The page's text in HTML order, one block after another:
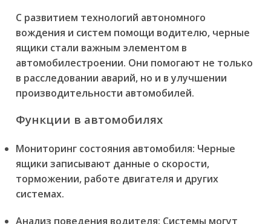
С развитием технологий автономного
вождения и систем помощи водителю, черные
ящики стали важным элементом в
автомобилестроении. Они помогают не только
в расследовании аварий, но и в улучшении
производительности автомобилей.
Функции в автомобилях
Мониторинг состояния автомобиля: Черные
ящики записывают данные о скорости,
торможении, работе двигателя и других
системах.
Анализ поведения водителя: Системы могут